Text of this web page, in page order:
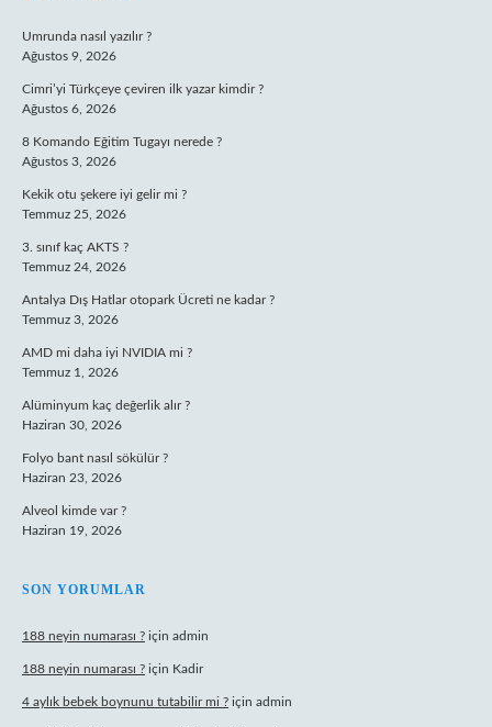
Umrunda nasıl yazılır ?
Ağustos 9, 2026
Cimri’yi Türkçeye çeviren ilk yazar kimdir ?
Ağustos 6, 2026
8 Komando Eğitim Tugayı nerede ?
Ağustos 3, 2026
Kekik otu şekere iyi gelir mi ?
Temmuz 25, 2026
3. sınıf kaç AKTS ?
Temmuz 24, 2026
Antalya Dış Hatlar otopark Ücreti ne kadar ?
Temmuz 3, 2026
AMD mi daha iyi NVIDIA mi ?
Temmuz 1, 2026
Alüminyum kaç değerlik alır ?
Haziran 30, 2026
Folyo bant nasıl sökülür ?
Haziran 23, 2026
Alveol kimde var ?
Haziran 19, 2026
SON YORUMLAR
188 neyin numarası ? için admin
188 neyin numarası ? için Kadir
4 aylık bebek boynunu tutabilir mi ? için admin